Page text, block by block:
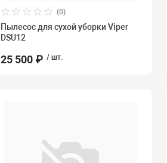
(0)
Пылесос для сухой уборки Viper
DSU12
25 500 ₽ / шт.